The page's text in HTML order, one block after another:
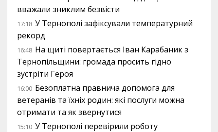
вважали зниклим безвісти
17:18 У Тернополі зафіксували температурний
рекорд
16:48 На щиті повертається Іван Карабаник з
Тернопільщини: громада просить гідно
зустріти Героя
16:00 Безоплатна правнича допомога для
ветеранів та їхніх родин: які послуги можна
отримати та як звернутися
15:10 У Тернополі перевірили роботу